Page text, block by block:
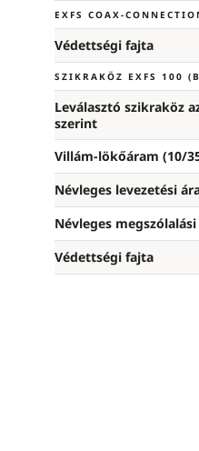
EXFS COAX-
Védettségi fajta
SZIKRAKÖZ EXFS 100
Leválasztó szikraköz
szerint
Villám-lökőáram (10/
Névleges levezetési
Névleges
Védettségi fajta